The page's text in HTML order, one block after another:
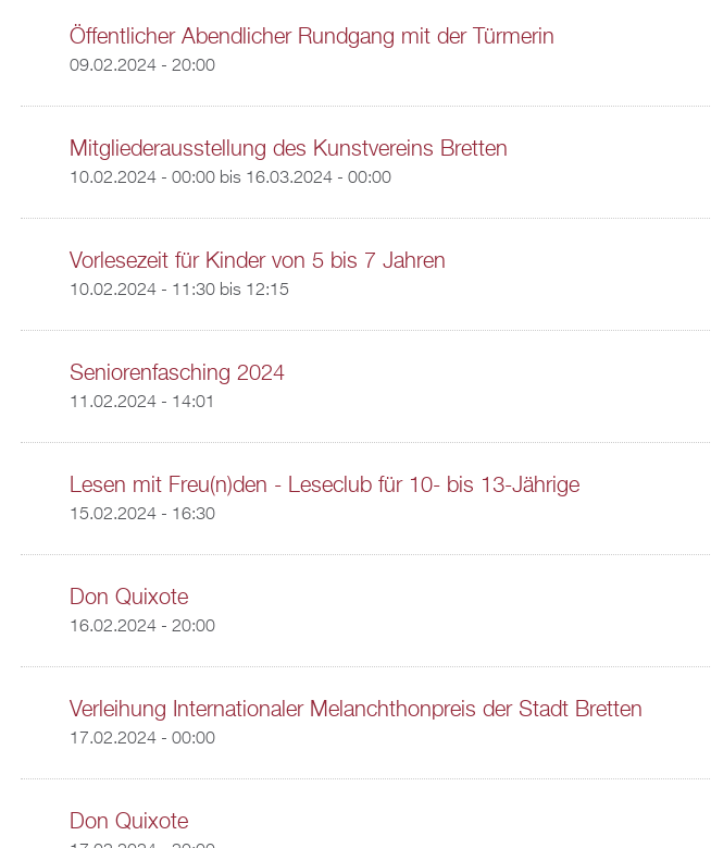
Öffentlicher Abendlicher Rundgang mit der Türmerin
09.02.2024 - 20:00
Mitgliederausstellung des Kunstvereins Bretten
10.02.2024 - 00:00bis 16.03.2024 - 00:00
Vorlesezeit für Kinder von 5 bis 7 Jahren
10.02.2024 - 11:30bis 12:15
Seniorenfasching 2024
11.02.2024 - 14:01
Lesen mit Freu(n)den - Leseclub für 10- bis 13-Jährige
15.02.2024 - 16:30
Don Quixote
16.02.2024 - 20:00
Verleihung Internationaler Melanchthonpreis der Stadt Bretten
17.02.2024 - 00:00
Don Quixote